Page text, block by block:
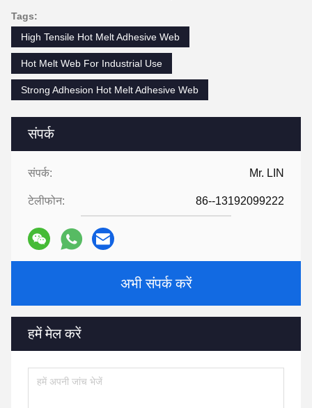
संपर्क
संपर्क: Mr. LIN
टेलीफोन: 86--13192099222
अभी संपर्क करें
हमें मेल करें
Tags:
High Tensile Hot Melt Adhesive Web
Hot Melt Web For Industrial Use
Strong Adhesion Hot Melt Adhesive Web